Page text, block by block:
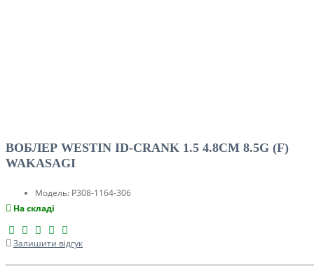
ВОБЛЕР WESTIN ID-CRANK 1.5 4.8CM 8.5G (F)
WAKASAGI
Модель: P308-1164-306
На складі
Залишити відгук